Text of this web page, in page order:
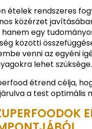
ételek rendszeres
közérzet
egy
közötti
venni az egyéni
lehet szüksége.
étrend célja,
a test optimális